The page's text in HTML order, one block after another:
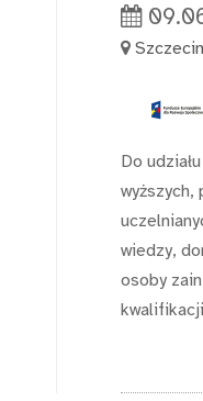
Szczecin
Do
wyższych,
wiedzy,
osoby